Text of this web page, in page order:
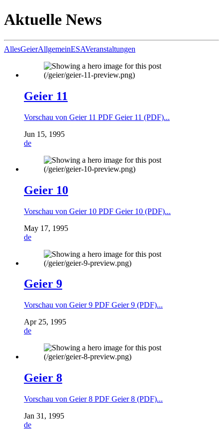
Aktuelle News
AllesGeierAllgemeinESAVeranstaltungen
Geier 11
Vorschau von Geier 11 PDF Geier 11 (PDF)...
Jun 15, 1995
de
Geier 10
Vorschau von Geier 10 PDF Geier 10 (PDF)...
May 17, 1995
de
Geier 9
Vorschau von Geier 9 PDF Geier 9 (PDF)...
Apr 25, 1995
de
Geier 8
Vorschau von Geier 8 PDF Geier 8 (PDF)...
Jan 31, 1995
de